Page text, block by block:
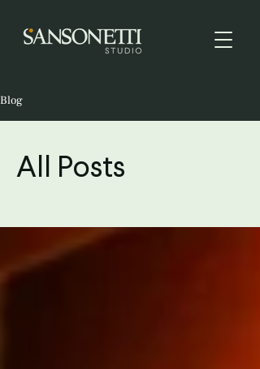
Blog
All Posts